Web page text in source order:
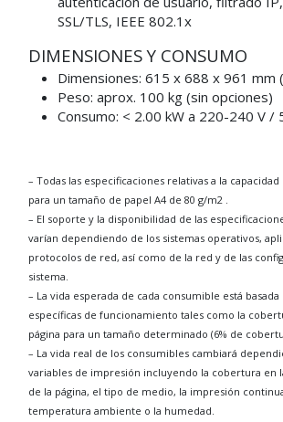
SSL/TLS, IEEE 802.1x
DIMENSIONES Y CONSUMO
Dimensiones: 615 x 688 x 961 mm
Peso: aprox. 100 kg (sin opciones)
Consumo: < 2.00 kW a 220-240 V /
– Todas las especificaciones relativas a la
para un tamaño de papel A4 de 80 g/m2 .
– El soporte y la disponibilidad de las
varían dependiendo de los sistemas operativos,
protocolos de red, así como de la red y de las
sistema.
– La vida esperada de cada consumible está
específicas de funcionamiento tales como la
página para un tamaño determinado (6% de
– La vida real de los consumibles cambiará
variables de impresión incluyendo la cobertura en
de la página, el tipo de medio, la impresión
temperatura ambiente o la humedad.